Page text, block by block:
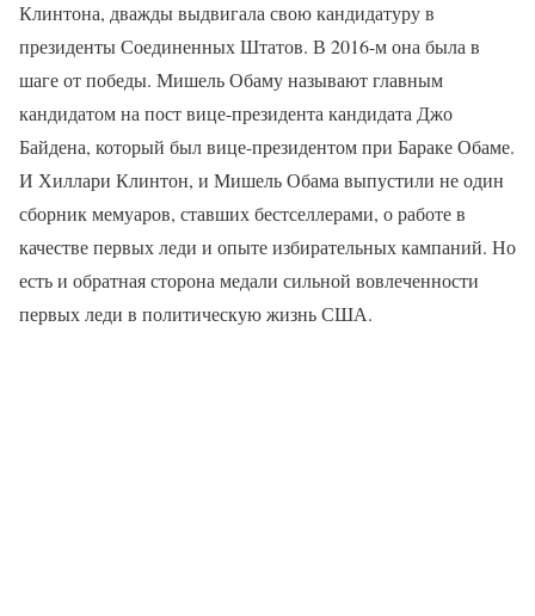
Клинтона, дважды выдвигала свою кандидатуру в
президенты Соединенных Штатов. В 2016-м она была в
шаге от победы. Мишель Обаму называют главным
кандидатом на пост вице-президента кандидата Джо
Байдена, который был вице-президентом при Бараке Обаме.
И Хиллари Клинтон, и Мишель Обама выпустили не один
сборник мемуаров, ставших бестселлерами, о работе в
качестве первых леди и опыте избирательных кампаний. Но
есть и обратная сторона медали сильной вовлеченности
первых леди в политическую жизнь США.